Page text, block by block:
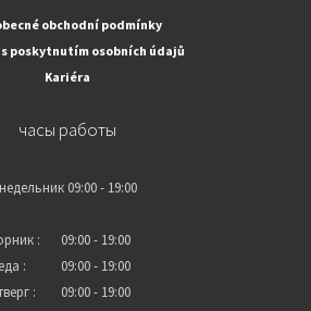
obchodní podmínky
s poskytnutím osobních údajů
Kariéra
часы работы
09:00 - 19:00
:
09:00 - 19:00
:
09:00 - 19:00
:
09:00 - 19:00